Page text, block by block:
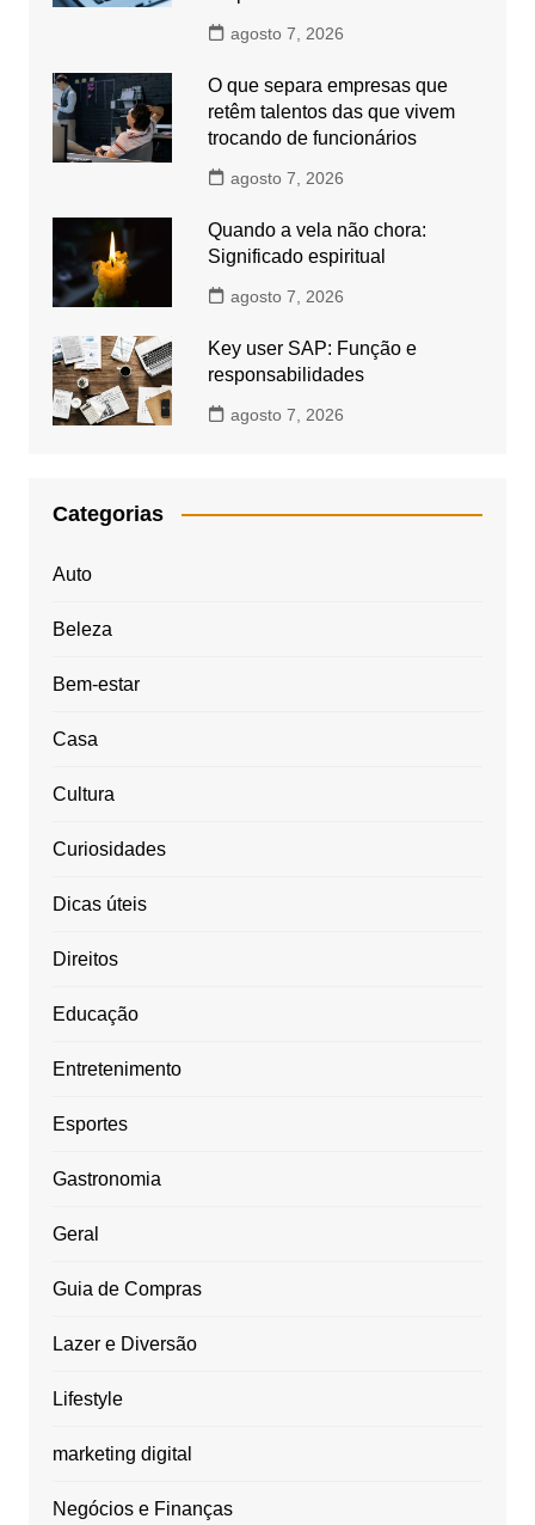
agosto 7, 2026
O que separa empresas que
retêm talentos das que vivem
trocando de funcionários
agosto 7, 2026
Quando a vela não chora:
Significado espiritual
agosto 7, 2026
Key user SAP: Função e
responsabilidades
agosto 7, 2026
Categorias
Auto
Beleza
Bem-estar
Casa
Cultura
Curiosidades
Dicas úteis
Direitos
Educação
Entretenimento
Esportes
Gastronomia
Geral
Guia de Compras
Lazer e Diversão
Lifestyle
marketing digital
Negócios e Finanças